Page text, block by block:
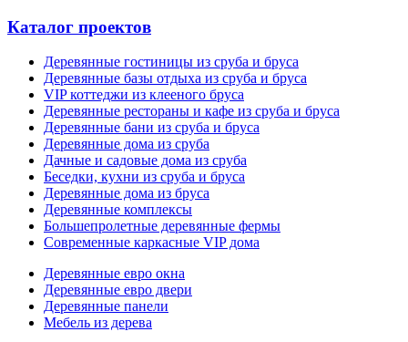
Каталог проектов
Деревянные гостиницы из сруба и бруса
Деревянные базы отдыха из сруба и бруса
VIP коттеджи из клееного бруса
Деревянные рестораны и кафе из сруба и бруса
Деревянные бани из сруба и бруса
Деревянные дома из сруба
Дачные и садовые дома из сруба
Беседки, кухни из сруба и бруса
Деревянные дома из бруса
Деревянные комплексы
Большепролетные деревянные фермы
Современные каркасные VIP дома
Деревянные евро окна
Деревянные евро двери
Деревянные панели
Мебель из дерева